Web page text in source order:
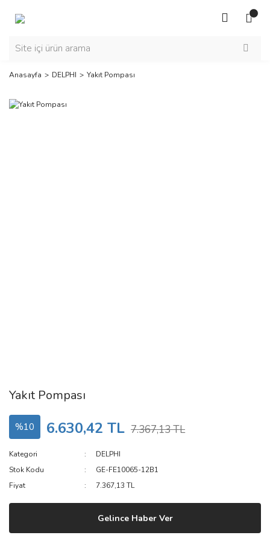
Anasayfa DELPHI Yakıt Pompası
Yakıt Pompası
%10 6.630,42 TL 7.367,13 TL
Kategori
DELPHI
Stok Kodu
GE-FE10065-12B1
Fiyat
7.367,13 TL
Gelince Haber Ver